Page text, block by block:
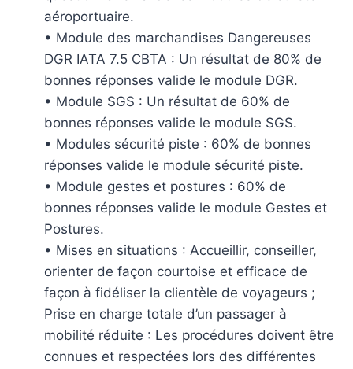
aéroportuaire.
• Module des marchandises Dangereuses
DGR IATA 7.5 CBTA : Un résultat de 80% de
bonnes réponses valide le module DGR.
• Module SGS : Un résultat de 60% de
bonnes réponses valide le module SGS.
• Modules sécurité piste : 60% de bonnes
réponses valide le module sécurité piste.
• Module gestes et postures : 60% de
bonnes réponses valide le module Gestes et
Postures.
• Mises en situations : Accueillir, conseiller,
orienter de façon courtoise et efficace de
façon à fidéliser la clientèle de voyageurs ;
Prise en charge totale d’un passager à
mobilité réduite : Les procédures doivent être
connues et respectées lors des différentes